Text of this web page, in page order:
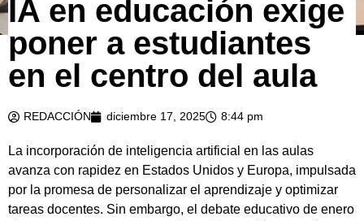
IA en educación exige
poner a estudiantes
en el centro del aula
REDACCIÓN diciembre 17, 2025 8:44 pm
La incorporación de inteligencia artificial en las aulas
avanza con rapidez en Estados Unidos y Europa, impulsada
por la promesa de personalizar el aprendizaje y optimizar
tareas docentes. Sin embargo, el debate educativo de enero